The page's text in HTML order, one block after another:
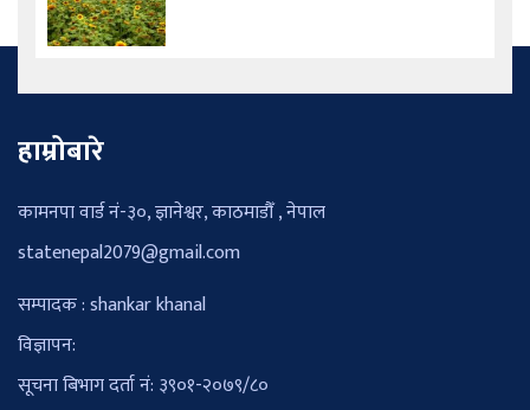
हाम्रोबारे
कामनपा वार्ड नं-३०, ज्ञानेश्वर, काठमाडौँ , नेपाल
statenepal2079@gmail.com
सम्पादक : shankar khanal
विज्ञापन:
सूचना बिभाग दर्ता नं: ३९०१-२०७९/८०